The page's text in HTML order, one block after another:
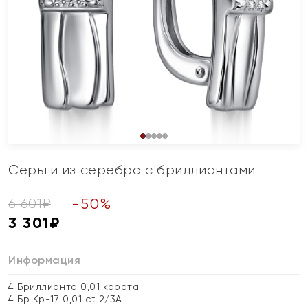
Серьги из серебра с бриллиантами
6 601₽ -50%
3 301₽
Информация
4 Бриллианта 0,01 карата
4 Бр Кр-17 0,01 ct 2/3А